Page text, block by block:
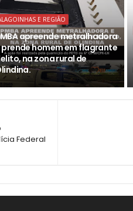
E REGIÃO
apreende metralhadora
prende homem em flagrante
na zona rural de
Federal